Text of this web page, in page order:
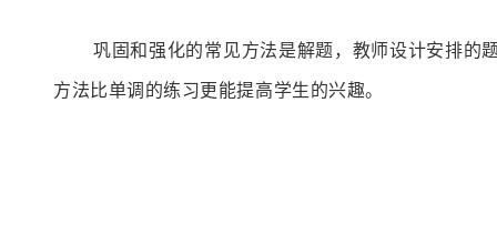
巩固和强化的常见方法是解题， 教师设计安排的
方法比单调的练习更能提高学生的兴趣。